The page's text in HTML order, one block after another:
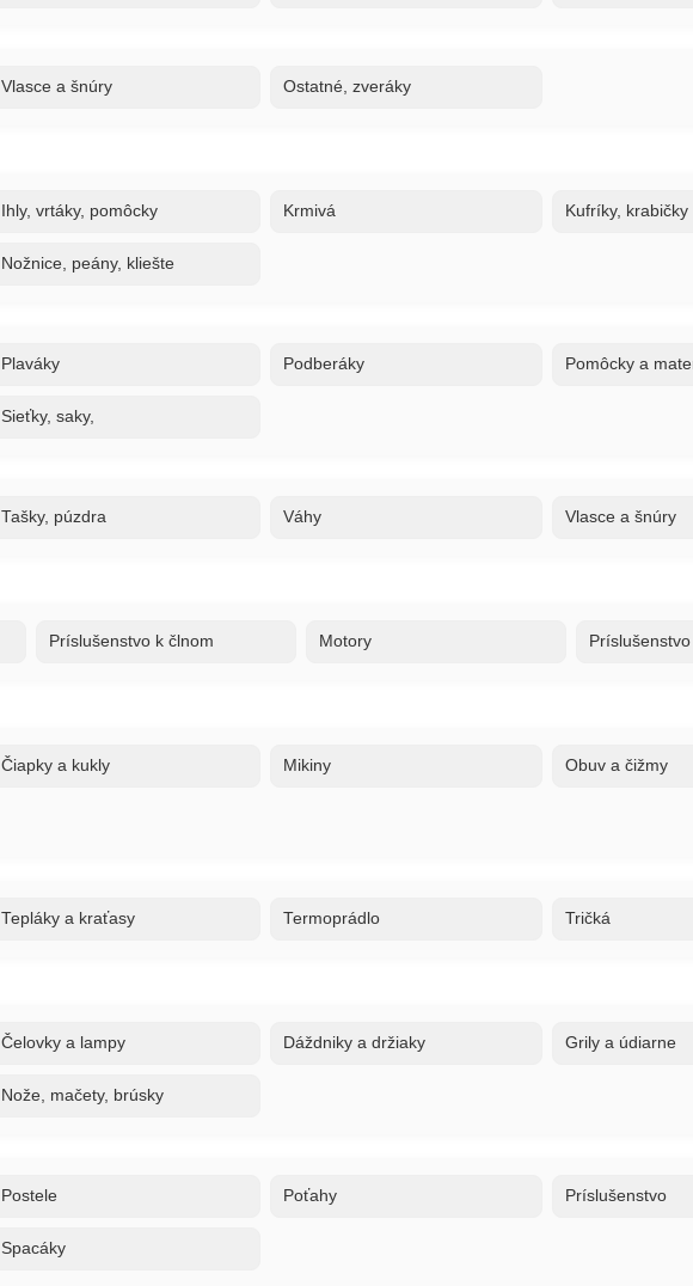
Vlasce a šnúry Ostatné, zveráky
Ihly, vrtáky, pomôcky Krmivá Kufríky, krabičky
Nožnice, peány, kliešte
Plaváky Podberáky Pomôcky a
Sieťky, saky,
Tašky, púzdra Váhy Vlasce a šnúry
Príslušenstvo k člnom Motory
Čiapky a kukly Mikiny Obuv a čižmy
Tepláky a kraťasy Termoprádlo Tričká
Čelovky a lampy Dáždniky a držiaky Grily a údiarne
Nože, mačety, brúsky
Postele Poťahy Príslušenstvo
Spacáky